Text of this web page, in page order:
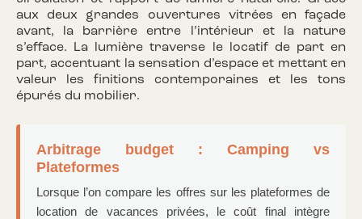
aux deux grandes ouvertures vitrées en façade
avant, la barrière entre l’intérieur et la nature
s’efface. La lumière traverse le locatif de part en
part, accentuant la sensation d’espace et mettant en
valeur les finitions contemporaines et les tons
épurés du mobilier.
Arbitrage budget : Camping vs
Plateformes
Lorsque l’on compare les offres sur les plateformes de
location de vacances privées, le coût final intègre